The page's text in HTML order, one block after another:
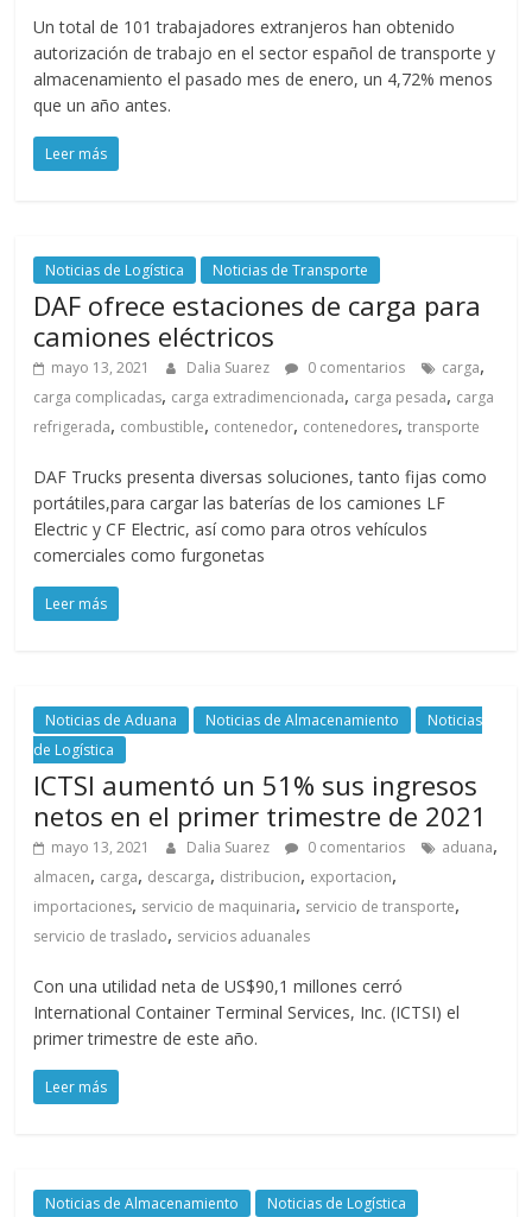
Un total de 101 trabajadores extranjeros han obtenido
autorización de trabajo en el sector español de transporte y
almacenamiento el pasado mes de enero, un 4,72% menos
que un año antes.
Leer más
Noticias de Logística Noticias de Transporte
DAF ofrece estaciones de carga para
camiones eléctricos
mayo 13, 2021 Dalia Suarez 0 comentarios carga,
carga complicadas, carga extradimencionada, carga pesada, carga
refrigerada, combustible, contenedor, contenedores,transporte
DAF Trucks presenta diversas soluciones, tanto fijas como
portátiles,para cargar las baterías de los camiones LF
Electric y CF Electric, así como para otros vehículos
comerciales como furgonetas
Leer más
Noticias de Aduana Noticias de Almacenamiento
Noticias
de Logística
ICTSI aumentó un 51% sus ingresos
netos en el primer trimestre de 2021
mayo 13, 2021 Dalia Suarez 0 comentarios aduana,
almacen, carga, descarga, distribucion, exportacion,
importaciones, servicio de maquinaria, servicio de transporte,
servicio de traslado, servicios aduanales
Con una utilidad neta de US$90,1 millones cerró
International Container Terminal Services, Inc. (ICTSI) el
primer trimestre de este año.
Leer más
Noticias de Almacenamiento Noticias de Logística